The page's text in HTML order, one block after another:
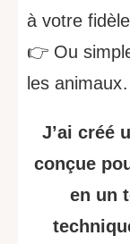
à votre
👉 Ou
les
J’ai créé
conçue
en un